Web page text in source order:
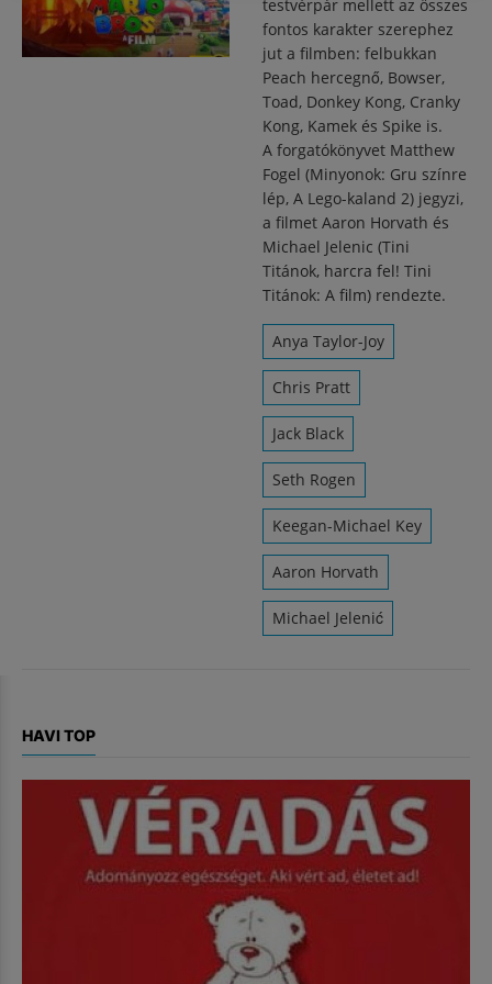
testvérpár mellett az összes
fontos karakter szerephez
jut a filmben: felbukkan
Peach hercegnő, Bowser,
Toad, Donkey Kong, Cranky
Kong, Kamek és Spike is.
A forgatókönyvet Matthew
Fogel (Minyonok: Gru színre
lép, A Lego-kaland 2) jegyzi,
a filmet Aaron Horvath és
Michael Jelenic (Tini
Titánok, harcra fel! Tini
Titánok: A film) rendezte.
Anya Taylor-Joy
Chris Pratt
Jack Black
Seth Rogen
Keegan-Michael Key
Aaron Horvath
Michael Jelenić
HAVI TOP